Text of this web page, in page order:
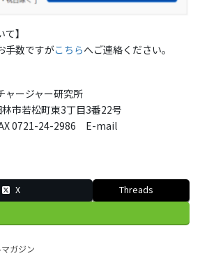
】
手数ですがこちらへご連絡ください。
ャージャー研究所
市若松町東3丁目3番22号
0721-24-2986 E-mail
X
Threads
マガジン